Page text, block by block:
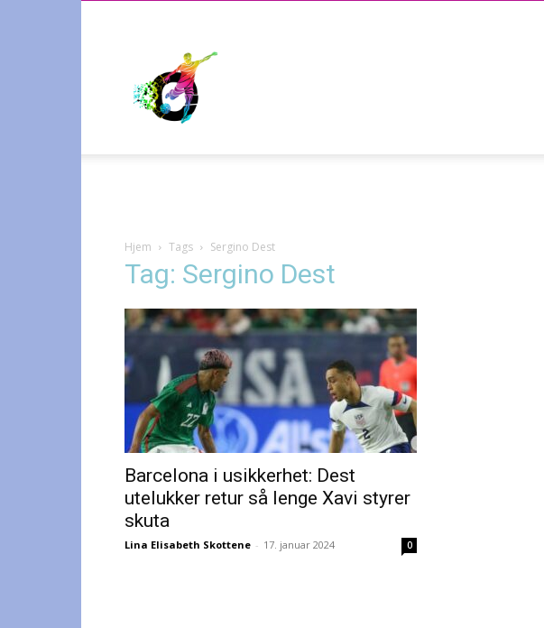
Hjem Tags Sergino Dest
Tag: Sergino Dest
Barcelona i usikkerhet: Dest
utelukker retur så lenge Xavi styrer
skuta
Lina Elisabeth Skottene - 17. januar 2024 0